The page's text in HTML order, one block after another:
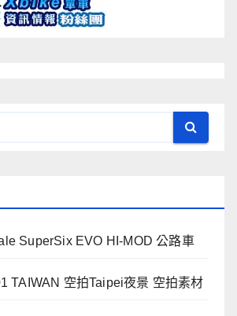
SuperSix EVO HI-MOD 公路車
TAIWAN 空拍Taipei夜景 空拍素材